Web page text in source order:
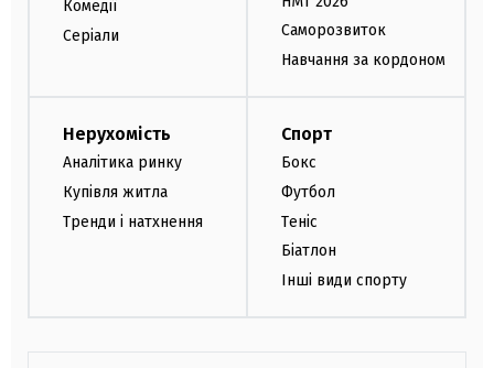
Комедії
Серіали
Саморозвиток
Навчання за кордоном
Нерухомість
Аналітика ринку
Купівля житла
Тренди і натхнення
Спорт
Бокс
Футбол
Теніс
Біатлон
Інші види спорту